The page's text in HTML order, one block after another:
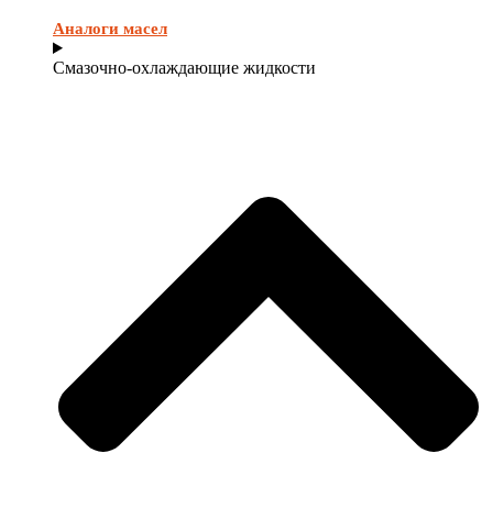
Аналоги масел
Смазочно-охлаждающие жидкости